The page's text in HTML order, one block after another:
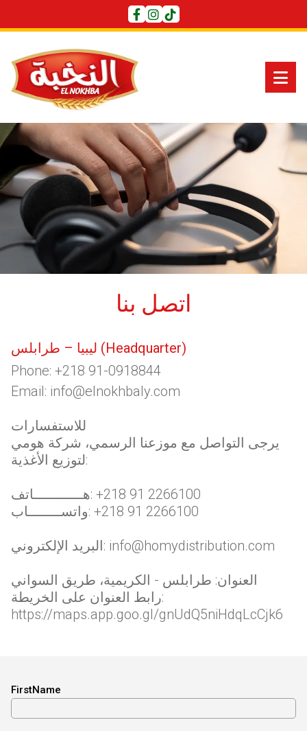
اتصل بنا
(Headquarter)
Phone: +218 91-0918844
Email: info@elnokhbaly.com
للاستفسارات
يرجى التواصل مع موزعنا الرسمي، شركة هومي
لتوزيع الأغذية:
هــــــــــــاتف: +218 91 2266100
واتســــــــاب: +218 91 2266100
البريد الإلكتروني: info@homydistribution.com
العنوان: طرابلس - الكريمية، طريق السواني
رابط العنوان على الخريطة:
https://maps.app.goo.gl/gnUdQ5niHdqLcCjk6
FirstName